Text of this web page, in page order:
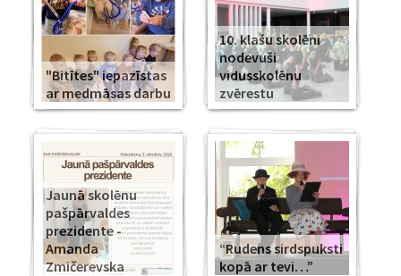
"Bitītes" iepazīstas
ar medmāsas darbu
10. klašu skolēni
nodevuši
vidusskolēnu
zvērestu
Jaunā skolēnu
pašpārvaldes
prezidente -
Amanda
Zmičerevska
“Rudens sirdspuksti
kopā ar tevi…”